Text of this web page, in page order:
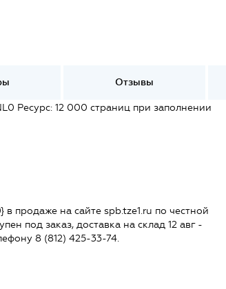
Отзывы
Ресурс: 12 000 страниц при заполнении
продаже на сайте spb.tze1.ru по честной
под заказ, доставка на склад 12 авг -
8 (812) 425-33-74.